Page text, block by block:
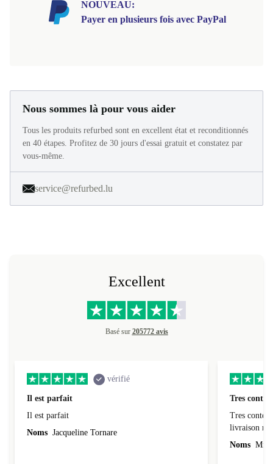
NOUVEAU:
Payer en plusieurs fois avec PayPal
Nous sommes là pour vous aider
Tous les produits refurbed sont en excellent état et reconditionnés
en 40 étapes. Profitez de 30 jours d'essai gratuit et constatez par
vous-même.
service@refurbed.lu
Excellent
Basé sur 205772 avis
vérifié
Il est parfait
Il est parfait
Noms Jacqueline Tornare
Tres
Tres
Noms